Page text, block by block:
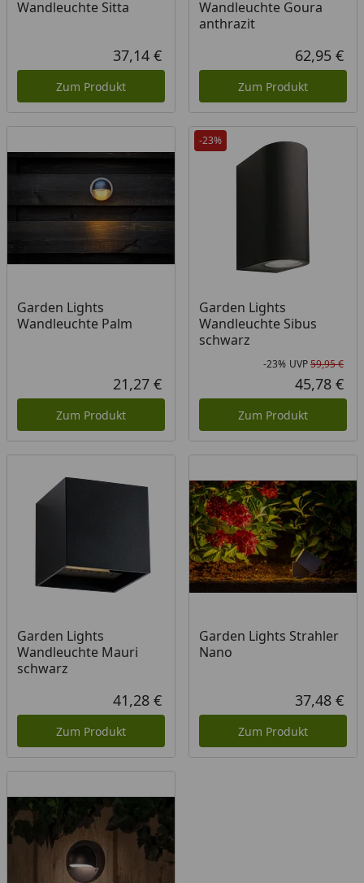
Wandleuchte Sitta
Aktueller Preis
37,14 €
Zum Produkt
Wandleuchte Goura
anthrazit
62,95 €
Zum Produkt
Garden Lights
Wandleuchte Palm
Aktueller Preis
21,27 €
Zum Produkt
-23%
Garden Lights
Wandleuchte Sibus
schwarz
-23% UVP59,95 €
45,78 €
Zum Produkt
Garden Lights
Wandleuchte Mauri
schwarz
Aktueller Preis
41,28 €
Zum Produkt
Garden Lights Strahler
Nano
37,48 €
Zum Produkt